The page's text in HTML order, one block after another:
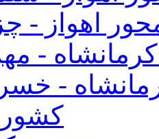
اهواز -
-
-